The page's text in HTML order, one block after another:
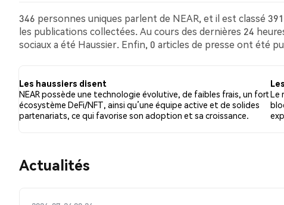
346 personnes uniques parlent de NEAR, et il est classé
les publications collectées. Au cours des dernières 24
sociaux a été Haussier. Enfin, 0 articles de presse ont été
Les haussiers disent
NEAR possède une technologie évolutive, de faibles frais, un fort
écosystème DeFi/NFT, ainsi qu’une équipe active et de solides
partenariats, ce qui favorise son adoption et sa croissance.
Le
​​Actualités​​